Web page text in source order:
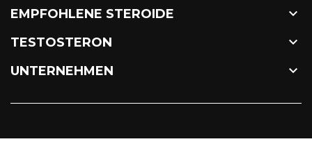
EMPFOHLENE STEROIDE 
TESTOSTERON 
UNTERNEHMEN 